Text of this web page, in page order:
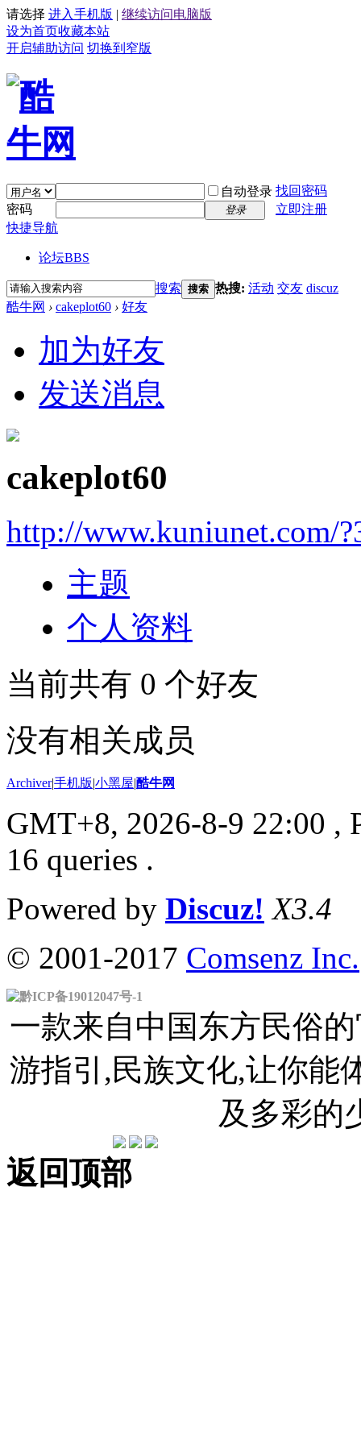
请选择 进入手机版 | 继续访问电脑版
设为首页收藏本站
开启辅助访问 切换到窄版
自动登录 找回密码
密码
登录
立即注册
快捷导航
论坛BBS
搜索 搜索 热搜: 活动 交友 discuz
酷牛网 › cakeplot60 › 好友
加为好友
发送消息
cakeplot60
http://www.kuniunet.com/
主题
个人资料
当前共有 0 个好友
没有相关成员
Archiver|手机版|小黑屋|酷牛网
GMT+8, 2026-8-9 22:00 ,
16 queries .
Powered by Discuz! X3.4
© 2001-2017 Comsenz Inc.
黔ICP备19012047号-1
一款来自中国东方民俗
游指引,民族文化,让你能
及多彩的
返回顶部